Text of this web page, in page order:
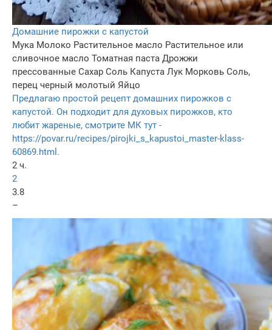
Домашние пирожки c капустой
Мука Молоко Растительное масло Растительное или
сливочное масло Томатная паста Дрожжи
прессованные Сахар Соль Капуста Лук Морковь Соль,
перец черный молотый Яйцо
Предлагаю простой рецепт домашних пирожков с
капустой. Он подходит для духовых пирожков, кто
любит жареные, смотрите МК тут -
https://povar.ru/recipes/pirojki_s_kapustoi_master-klass-
60869.html.
2 ч.
2
3.8
–